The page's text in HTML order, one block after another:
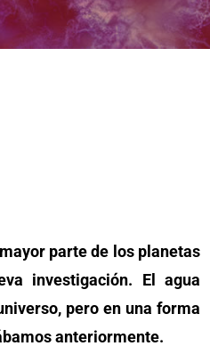
parte de los planetas
investigación. El agua
pero en una forma
anteriormente.